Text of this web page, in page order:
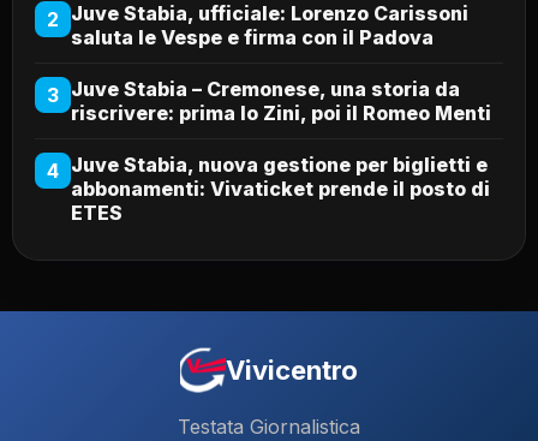
2 Juve Stabia, ufficiale: Lorenzo Carissoni
saluta le Vespe e firma con il Padova
3 Juve Stabia – Cremonese, una storia da
riscrivere: prima lo Zini, poi il Romeo Menti
4 Juve Stabia, nuova gestione per biglietti e
abbonamenti: Vivaticket prende il posto di
ETES
Vivicentro
Testata Giornalistica